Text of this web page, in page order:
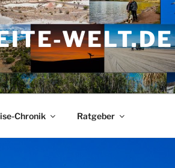
WELT.DE
Chronik Ratgeber